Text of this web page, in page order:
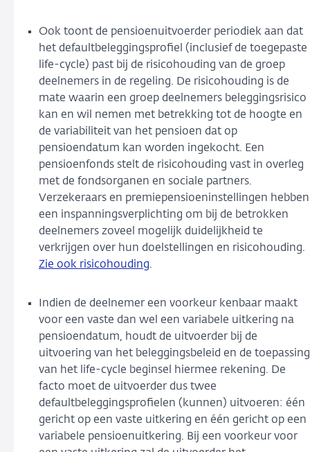
Ook toont de pensioenuitvoerder periodiek aan dat
het defaultbeleggingsprofiel (inclusief de toegepaste
life-cycle) past bij de risicohouding van de groep
deelnemers in de regeling. De risicohouding is de
mate waarin een groep deelnemers beleggingsrisico
kan en wil nemen met betrekking tot de hoogte en
de variabiliteit van het pensioen dat op
pensioendatum kan worden ingekocht. Een
pensioenfonds stelt de risicohouding vast in overleg
met de fondsorganen en sociale partners.
Verzekeraars en premiepensioeninstellingen hebben
een inspanningsverplichting om bij de betrokken
deelnemers zoveel mogelijk duidelijkheid te
verkrijgen over hun doelstellingen en risicohouding.
Zie ook risicohouding.
Indien de deelnemer een voorkeur kenbaar maakt
voor een vaste dan wel een variabele uitkering na
pensioendatum, houdt de uitvoerder bij de
uitvoering van het beleggingsbeleid en de toepassing
van het life-cycle beginsel hiermee rekening. De
facto moet de uitvoerder dus twee
defaultbeleggingsprofielen (kunnen) uitvoeren: één
gericht op een vaste uitkering en één gericht op een
variabele pensioenuitkering. Bij een voorkeur voor